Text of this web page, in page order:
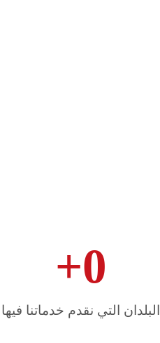
البلدان التي نقدم خدماتنا فيها
0
+